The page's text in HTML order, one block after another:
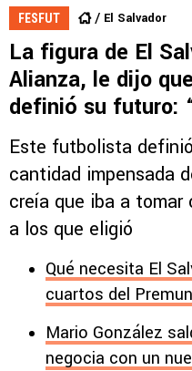
FESFUT El Salvador
La figura de El
Alianza, le dijo
definió su futuro:
Este futbolista
cantidad impensada
creía que iba a
a los que eligió
Qué necesita El
cuartos del
Mario González
negocia con un